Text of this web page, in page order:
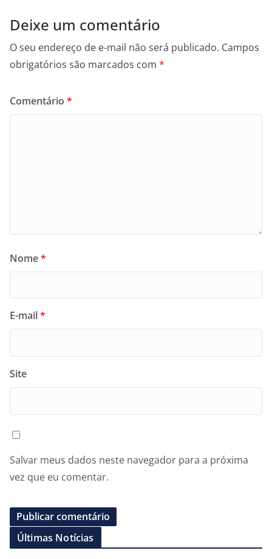
Deixe um comentário
O seu endereço de e-mail não será publicado. Campos
obrigatórios são marcados com *
Comentário *
Nome*
E-mail*
Site
Salvar meus dados neste navegador para a próxima
vez que eu comentar.
Últimas Notícias